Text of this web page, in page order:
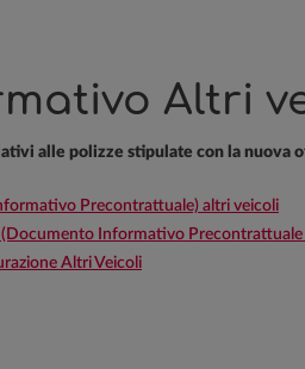
Altri
alle polizze stipulate con la nuova
Precontrattuale) altri veicoli
Informativo
Altri Veicoli